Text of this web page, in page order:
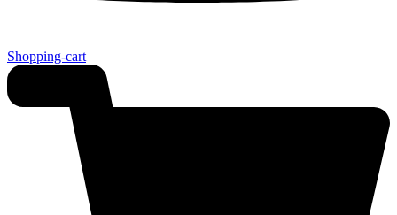
Shopping-cart